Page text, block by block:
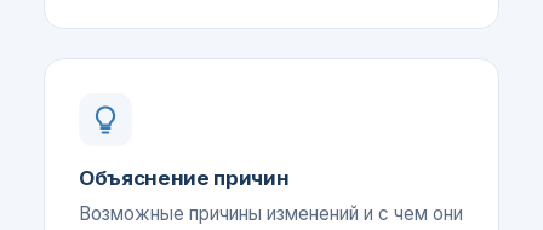
Объяснение причин
Возможные причины изменений и с чем они